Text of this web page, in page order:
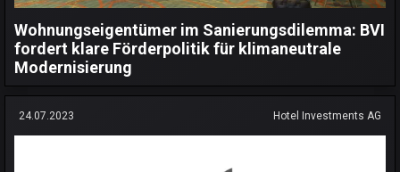
Wohnungseigentümer im Sanierungsdilemma: BVI
fordert klare Förderpolitik für klimaneutrale
Modernisierung
24.07.2023 Hotel Investments AG